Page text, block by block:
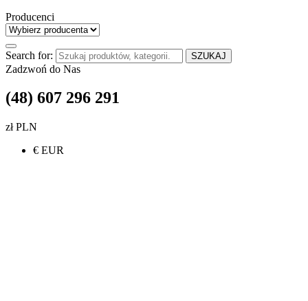
Producenci
Search for: SZUKAJ
Zadzwoń do Nas
(48) 607 296 291
zł PLN
€ EUR